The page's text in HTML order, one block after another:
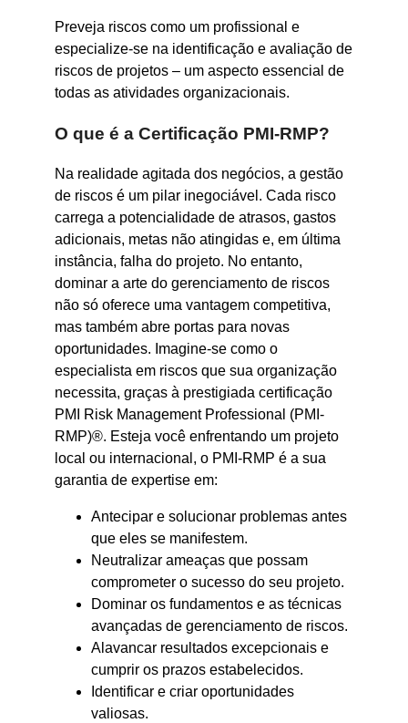
Preveja riscos como um profissional e
especialize-se na identificação e avaliação de
riscos de projetos – um aspecto essencial de
todas as atividades organizacionais.
O que é a Certificação PMI-RMP?
Na realidade agitada dos negócios, a gestão
de riscos é um pilar inegociável. Cada risco
carrega a potencialidade de atrasos, gastos
adicionais, metas não atingidas e, em última
instância, falha do projeto. No entanto,
dominar a arte do gerenciamento de riscos
não só oferece uma vantagem competitiva,
mas também abre portas para novas
oportunidades. Imagine-se como o
especialista em riscos que sua organização
necessita, graças à prestigiada certificação
PMI Risk Management Professional (PMI-
RMP)®. Esteja você enfrentando um projeto
local ou internacional, o PMI-RMP é a sua
garantia de expertise em:
Antecipar e solucionar problemas antes
que eles se manifestem.
Neutralizar ameaças que possam
comprometer o sucesso do seu projeto.
Dominar os fundamentos e as técnicas
avançadas de gerenciamento de riscos.
Alavancar resultados excepcionais e
cumprir os prazos estabelecidos.
Identificar e criar oportunidades
valiosas.